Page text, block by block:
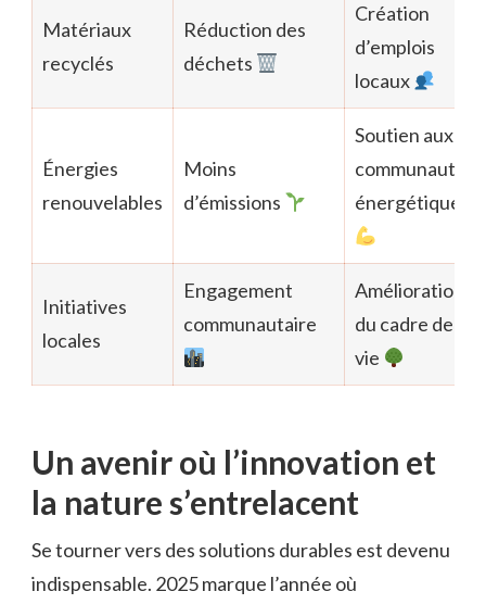
Matériaux
recyclés
Réduction des
déchets
Création
d’emplois
locaux
Énergies
renouvelables
Moins
d’émissions
Soutien aux
communautés
énergétiques
Initiatives
locales
Engagement
communautaire
Amélioration
du cadre de
vie
Un avenir où l’innovation et
la nature s’entrelacent
Se tourner vers des solutions durables est devenu
indispensable. 2025 marque l’année où